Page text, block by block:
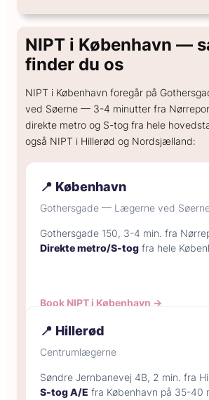
NIPT i København —
finder du os
NIPT i København foregår på
ved Søerne — 3-4 minutter fra
direkte metro og S-tog fra hele
også NIPT i Hillerød og Nordsjælland:
📍 København
Gothersgade — Lægerne ved
Gothersgade 150, 3-4 min. fra
Direkte metro/S-tog fra hele
Book NIPT i København →
📍 Hillerød
Centrumlægerne
Søndre Jernbanevej 4B, 2 min. fra
S-tog A/E fra København på 35-40